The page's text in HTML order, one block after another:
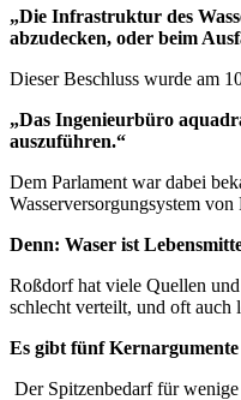
„Die Infrastruktur des
abzudecken, oder beim
Dieser Beschluss wurde am
„Das Ingenieurbüro
auszuführen.“
Dem Parlament war dabei
Wasserversorgungsystem
Denn: Waser ist
Roßdorf hat viele Quellen
schlecht verteilt, und oft auch
Es gibt fünf Kernargumente
Der Spitzenbedarf für